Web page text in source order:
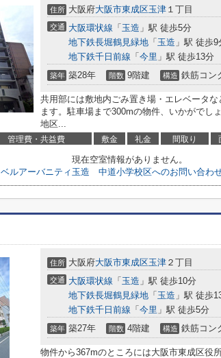
住所 大阪府大阪市東成区玉津 １丁目
交通 大阪環状線 「 玉造 」駅 徒歩5分
地下鉄長堀鶴見緑地 「 玉造 」駅 徒歩9
地下鉄千日前線 「 今里 」駅 徒歩13分
築年 築28年 階数 9階建 構造 鉄筋コン
共用部には敷地内ごみ置き場・エレベータ
ます。駐車場まで300mの物件、いかがでし
地区...
管理費・共益費 敷金 礼金 間取り
現在空室情報がありません。
ベルアーバニティ玉造 中道小学校区へのお問い合わ
住所 大阪府大阪市東成区玉津 ２丁目
交通 大阪環状線 「 玉造 」駅 徒歩10分
地下鉄長堀鶴見緑地 「 玉造 」駅 徒歩
地下鉄千日前線 「 今里 」駅 徒歩5分
築年 築27年 階数 4階建 構造 鉄筋コン
物件から367mのところには大阪市東成区役